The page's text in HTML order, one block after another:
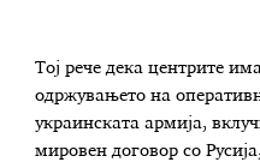
Тој рече дека центрите
одржувањето на
украинската армија,
мировен договор со